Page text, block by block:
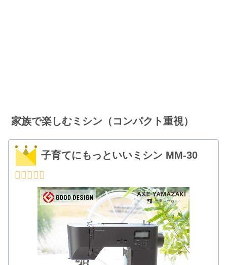
家族で楽しむミシン（コンパクト重視）
子育てにもっといいミシン MM-30